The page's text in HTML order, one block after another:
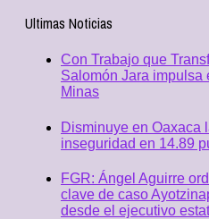
Ultimas Noticias
Con Trabajo que
Salomón Jara impulsa
Minas
Disminuye en Oaxaca
inseguridad en 14.89
FGR: Ángel Aguirre
clave de caso
desde el ejecutivo